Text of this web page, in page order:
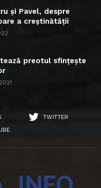
și Pavel, despre
a creștinătății
preotul sfințește
TWITTER